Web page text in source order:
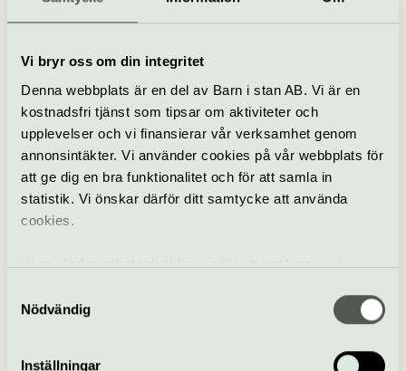
Vi bryr oss om din integritet
Denna webbplats är en del av Barn i stan AB. Vi är en
kostnadsfri tjänst som tipsar om aktiviteter och
upplevelser och vi finansierar vår verksamhet genom
annonsintäkter. Vi använder cookies på vår webbplats för
att ge dig en bra funktionalitet och för att samla in
statistik. Vi önskar därför ditt samtycke att använda
cookies.
Vi använder enhetsidentifierare för att analysera vår
samt tillhandahålla funktioner för sociala medier. Vi
vidarebefordrar även sådana identifierare och annan
information från din enhet till de sociala medier och
Nödvändig
Inställningar
and burlesque icon Fräulein Frauke, who will take
participants on a glamorous, informative and
shocking journey through Stockholm’s forgotten
showgirls, famous and unknown courtesans, the
local history of burlesque, secret brothels, the
concept “Swedish Sin” and Malmskillnadsgatan –
past and present.
Ending at Stockholm’s “red light district”, this walk
informative and exciting experience of forgotten
the end.